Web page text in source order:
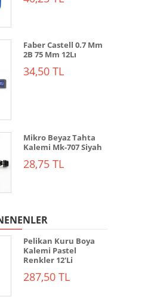
Faber Castell 0.7 Mm
2B 75 Mm 12Lı
34,50 TL
Mikro Beyaz Tahta
Kalemi Mk-707 Siyah
28,75 TL
Pelikan Kuru Boya
Kalemi Pastel
Renkler 12'Li
287,50 TL